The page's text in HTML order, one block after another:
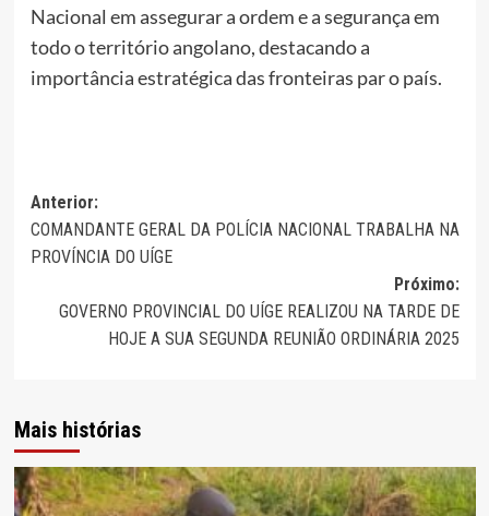
Nacional em assegurar a ordem e a segurança em
todo o território angolano, destacando a
importância estratégica das fronteiras par o país.
Navegação
de
Anterior:
COMANDANTE GERAL DA POLÍCIA NACIONAL TRABALHA NA
PROVÍNCIA DO UÍGE
Próximo:
GOVERNO PROVINCIAL DO UÍGE REALIZOU NA TARDE DE
HOJE A SUA SEGUNDA REUNIÃO ORDINÁRIA 2025
Mais histórias